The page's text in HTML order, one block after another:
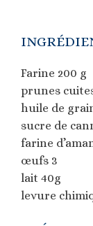
Farine 200 g
prunes
huile de
sucre de
farine
œufs 3
lait 40g
levure